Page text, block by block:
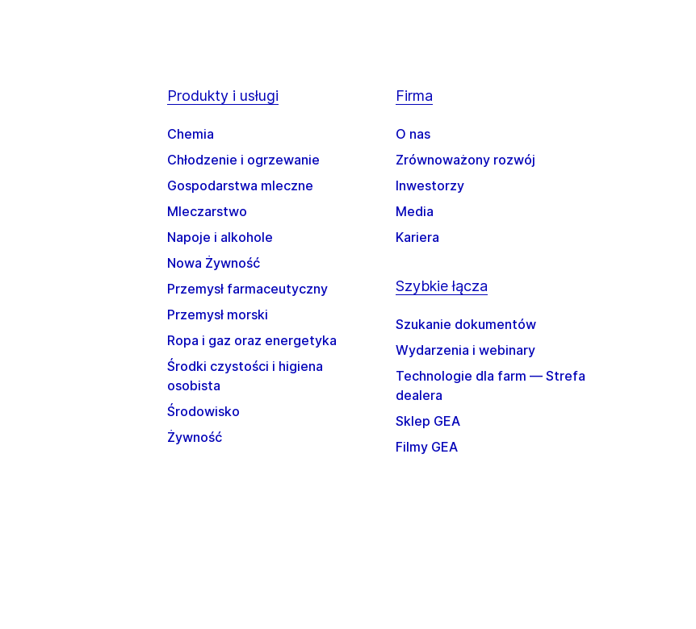
Produkty i usługi
Chemia
Chłodzenie i ogrzewanie
Gospodarstwa mleczne
Mleczarstwo
Napoje i alkohole
Nowa Żywność
Przemysł farmaceutyczny
Przemysł morski
Ropa i gaz oraz energetyka
Środki czystości i higiena
osobista
Środowisko
Żywność
Firma
O nas
Zrównoważony rozwój
Inwestorzy
Media
Kariera
Szybkie łącza
Szukanie dokumentów
Wydarzenia i webinary
Technologie dla farm — Strefa
dealera
Sklep GEA
Filmy GEA